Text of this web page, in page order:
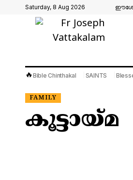
Saturday, 8 Aug 2026
🔥 Bible Chinthakal SAINTS
FAMILY
കൂട്ടായ്മ